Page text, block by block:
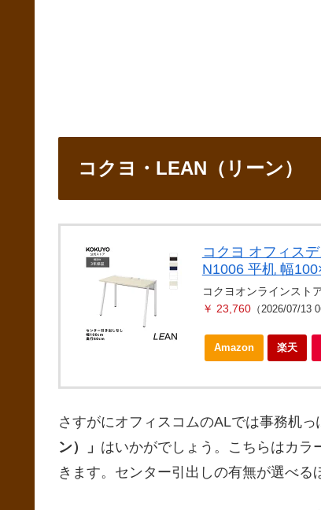
コクヨ・LEAN（リーン）
コクヨ オフィス
N1006 平机 幅
コクヨオンラインスト
￥ 23,760（2026/07/13
Amazon 楽天
さすがにオフィスコムのALでは事務机
ン）」 はいかがでしょう。こちらはカ
きます。センター引出しの有無が選べる